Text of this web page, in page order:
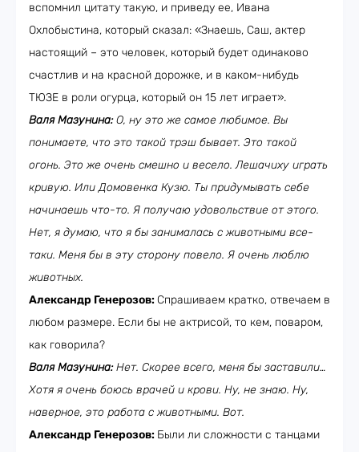
вспомнил цитату такую, и приведу ее, Ивана
Охлобыстина, который сказал: «Знаешь, Саш, актер
настоящий – это человек, который будет одинаково
счастлив и на красной дорожке, и в каком-нибудь
ТЮЗЕ в роли огурца, который он 15 лет играет».
Валя Мазунина:О, ну это же самое любимое. Вы
понимаете, что это такой трэш бывает. Это такой
огонь. Это же очень смешно и весело. Лешачиху играть
кривую. Или Домовенка Кузю. Ты придумывать себе
начинаешь что-то. Я получаю удовольствие от этого.
Нет, я думаю, что я бы занималась с животными все-
таки. Меня бы в эту сторону повело. Я очень люблю
животных.
Александр Генерозов: Спрашиваем кратко, отвечаем в
любом размере. Если бы не актрисой, то кем, поваром,
как говорила?
Валя Мазунина:Нет. Скорее всего, меня бы заставили…
Хотя я очень боюсь врачей и крови. Ну, не знаю. Ну,
наверное, это работа с животными. Вот.
Александр Генерозов: Были ли сложности с танцами